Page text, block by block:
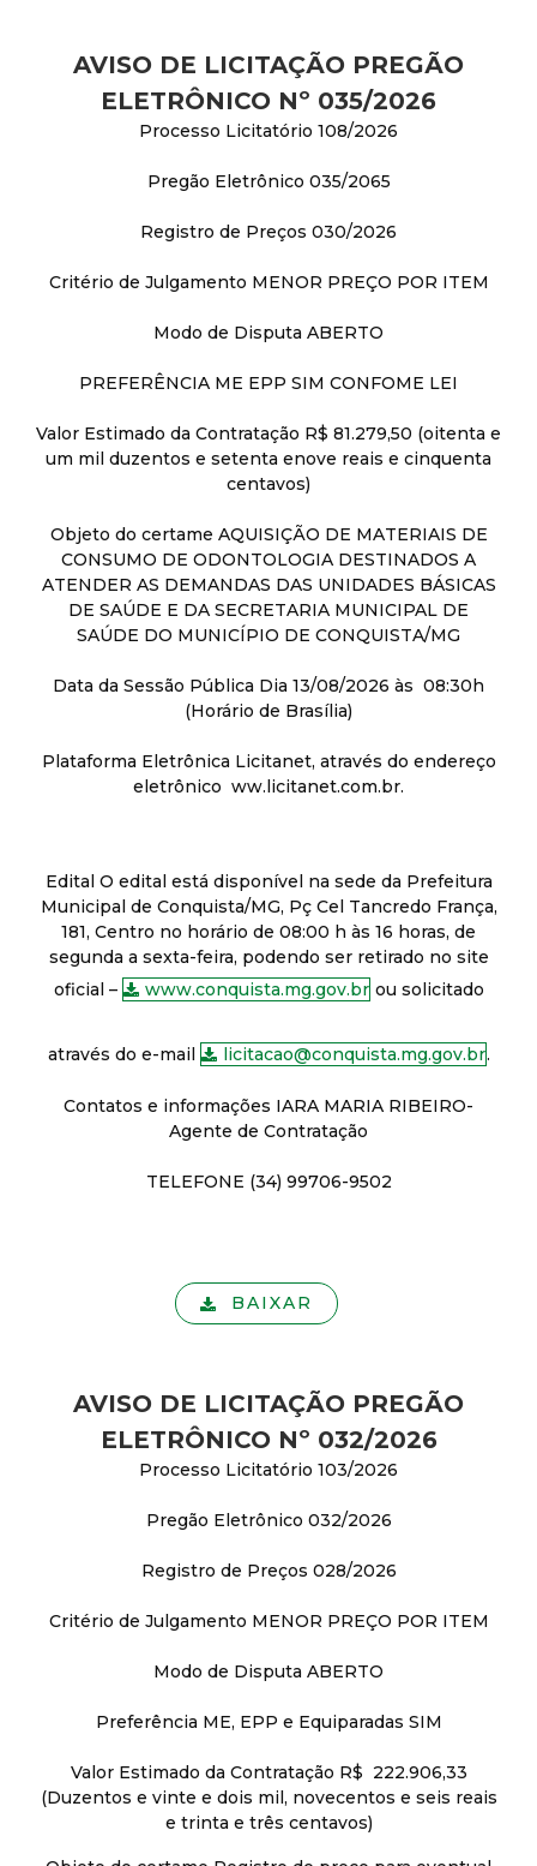
AVISO DE LICITAÇÃO PREGÃO
ELETRÔNICO Nº 035/2026
Processo Licitatório 108/2026
Pregão Eletrônico 035/2065
Registro de Preços 030/2026
Critério de Julgamento MENOR PREÇO POR ITEM
Modo de Disputa ABERTO
PREFERÊNCIA ME EPP SIM CONFOME LEI
Valor Estimado da Contratação R$ 81.279,50 (oitenta e
um mil duzentos e setenta enove reais e cinquenta
centavos)
Objeto do certame AQUISIÇÃO DE MATERIAIS DE
CONSUMO DE ODONTOLOGIA DESTINADOS A
ATENDER AS DEMANDAS DAS UNIDADES BÁSICAS
DE SAÚDE E DA SECRETARIA MUNICIPAL DE
SAÚDE DO MUNICÍPIO DE CONQUISTA/MG
Data da Sessão Pública Dia 13/08/2026 às 08:30h
(Horário de Brasília)
Plataforma Eletrônica Licitanet, através do endereço
eletrônico ww.licitanet.com.br.
Edital O edital está disponível na sede da Prefeitura
Municipal de Conquista/MG, Pç Cel Tancredo França,
181, Centro no horário de 08:00 h às 16 horas, de
segunda a sexta-feira, podendo ser retirado no site
oficial –
www.conquista.mg.gov.br ou solicitado
através do e-mail licitacao@conquista.mg.gov.br.
Contatos e informações IARA MARIA RIBEIRO-
Agente de Contratação
TELEFONE (34) 99706-9502
BAIXAR
AVISO DE LICITAÇÃO PREGÃO
ELETRÔNICO Nº 032/2026
Processo Licitatório 103/2026
Pregão Eletrônico 032/2026
Registro de Preços 028/2026
Critério de Julgamento MENOR PREÇO POR ITEM
Modo de Disputa ABERTO
Preferência ME, EPP e Equiparadas SIM
Valor Estimado da Contratação R$ 222.906,33
(Duzentos e vinte e dois mil, novecentos e seis reais
e trinta e três centavos)